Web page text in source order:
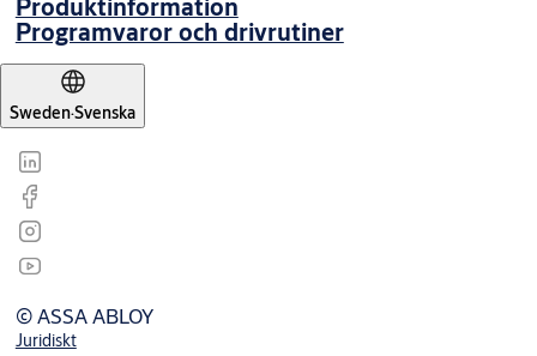
Produktinformation
Programvaror och drivrutiner
Sweden·Svenska
© ASSA ABLOY
Juridiskt